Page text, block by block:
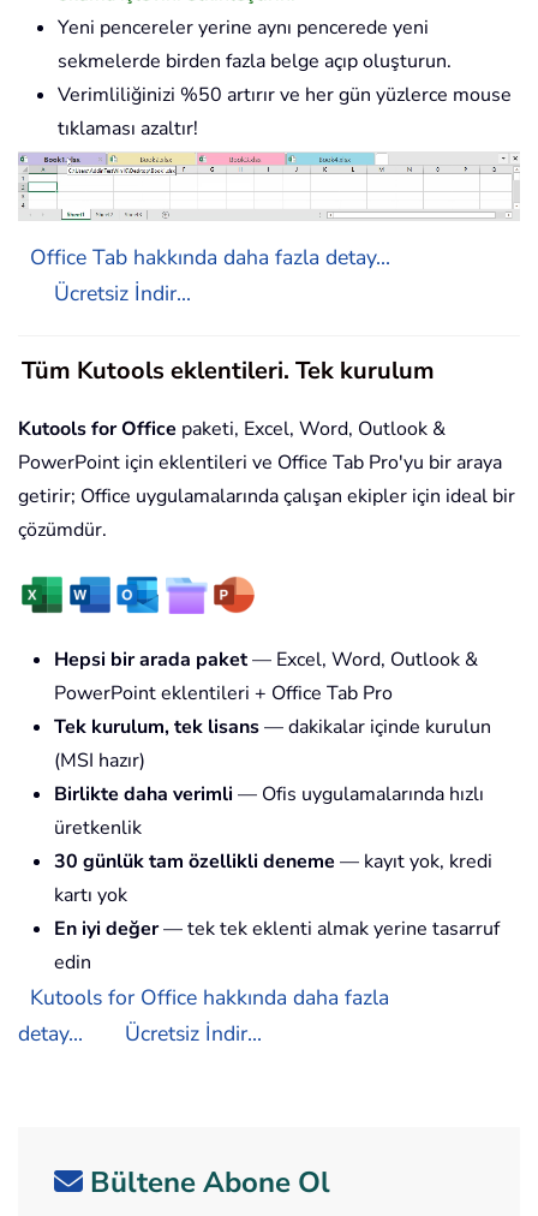
Yeni pencereler yerine aynı pencerede yeni
sekmelerde birden fazla belge açıp oluşturun.
Verimliliğinizi %50 artırır ve her gün yüzlerce mouse
tıklaması azaltır!
Office Tab hakkında daha fazla detay...
Ücretsiz İndir...
Tüm Kutools eklentileri. Tek kurulum
Kutools for Office paketi, Excel, Word, Outlook &
PowerPoint için eklentileri ve Office Tab Pro'yu bir araya
getirir; Office uygulamalarında çalışan ekipler için ideal bir
çözümdür.
Hepsi bir arada paket— Excel, Word, Outlook &
PowerPoint eklentileri + Office Tab Pro
Tek kurulum, tek lisans— dakikalar içinde kurulun
(MSI hazır)
Birlikte daha verimli — Ofis uygulamalarında hızlı
üretkenlik
30 günlük tam özellikli deneme — kayıt yok, kredi
kartı yok
En iyi değer— tek tek eklenti almak yerine tasarruf
edin
Kutools for Office hakkında daha fazla
detay...
Ücretsiz İndir...
Bültene Abone Ol